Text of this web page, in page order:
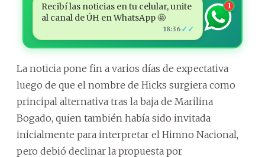
Recibí las noticias en tu celular, unite
al canal de ÚH en WhatsApp 🤩
18:36 ✓✓
1
La noticia pone fin a varios días de expectativa
luego de que el nombre de Hicks surgiera como
principal alternativa tras la baja de Marilina
Bogado, quien también había sido invitada
inicialmente para interpretar el Himno Nacional,
pero debió declinar la propuesta por